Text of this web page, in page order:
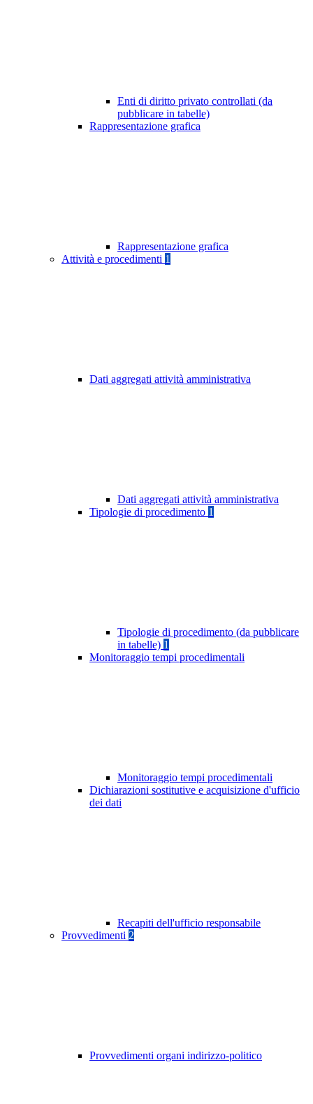
Enti di diritto privato controllati (da
pubblicare in tabelle)
Rappresentazione grafica
Rappresentazione grafica
Attività e procedimenti 1
Dati aggregati attività amministrativa
Dati aggregati attività amministrativa
Tipologie di procedimento 1
Tipologie di procedimento (da pubblicare
in tabelle) 1
Monitoraggio tempi procedimentali
Monitoraggio tempi procedimentali
Dichiarazioni sostitutive e acquisizione d'ufficio
dei dati
Recapiti dell'ufficio responsabile
Provvedimenti 2
Provvedimenti organi indirizzo-politico